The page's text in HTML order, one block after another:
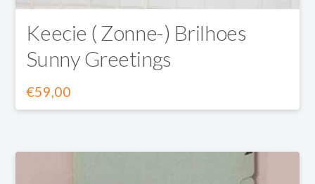
productpagina
Keecie ( Zonne-) Brilhoes
Sunny Greetings
€59,00
Dit